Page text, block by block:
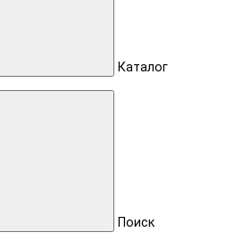
Каталог
Поиск